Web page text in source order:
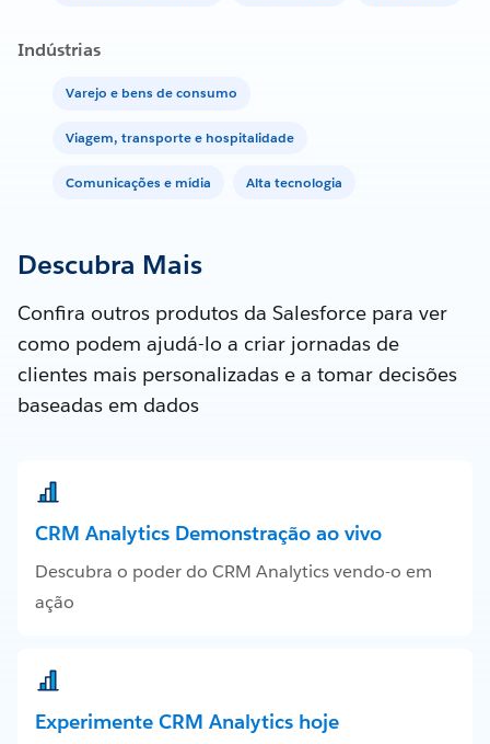
Indústrias
Varejo e bens de consumo
Viagem, transporte e hospitalidade
Comunicações e mídia Alta tecnologia
Descubra Mais
Confira outros produtos da Salesforce para ver
como podem ajudá-lo a criar jornadas de
clientes mais personalizadas e a tomar decisões
baseadas em dados
CRM Analytics Demonstração ao vivo
Descubra o poder do CRM Analytics vendo-o em
ação
Experimente CRM Analytics hoje